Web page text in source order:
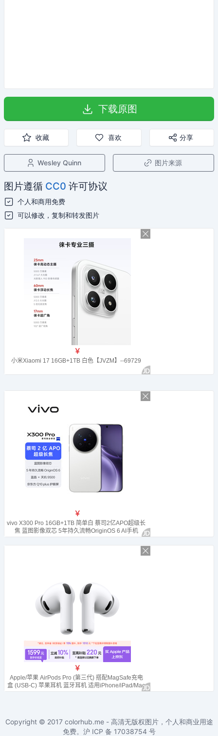
下载原图
收藏 喜欢 分享
Wesley Quinn 图片来源
图片遵循 CC0 许可协议
个人和商用免费
可以修改，复制和转发图片
Copyright © 2017 colorhub.me - 高清无版权图片，个人和商业用途
免费。沪 ICP 备 17038754 号